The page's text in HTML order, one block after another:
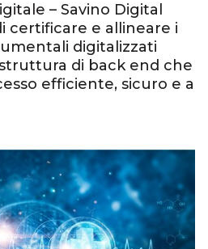
– Savino Digital
certificare e allineare i
digitalizzati
di back end che
efficiente, sicuro e a